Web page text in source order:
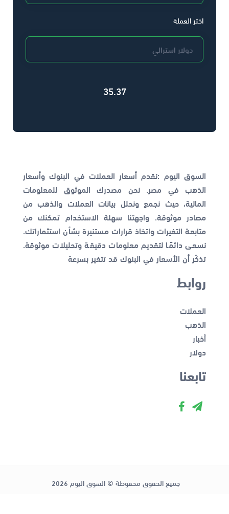
اختر العملة
35.37
السوق اليوم :نقدم أسعار العملات في البنوك وأسعار
الذهب في مصر. نحن مصدرك الموثوق للمعلومات
المالية، حيث نجمع ونحلل بيانات العملات والذهب من
مصادر موثوقة. واجهتنا سهلة الاستخدام تمكنك من
متابعة التغيرات واتخاذ قرارات مستنيرة بشأن استثماراتك.
نسعى دائمًا لتقديم معلومات دقيقة وتحليلات موثوقة.
تذكّر أن الأسعار في البنوك قد تتغير بسرعة
روابط
العملات
الذهب
أخبار
دولار
تابعنا
جميع الحقوق محفوظة © السوق اليوم 2026